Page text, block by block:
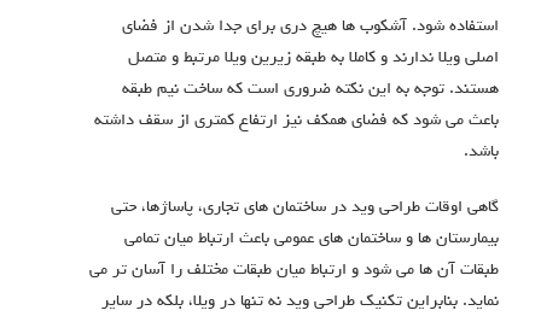
استفاده شود. آشکوب ها هیچ دری برای جدا شدن از فضای
اصلی ویلا ندارند و کاملا به طبقه زیرین ویلا مرتبط و متصل
هستند. توجه به این نکته ضروری است که ساخت نیم طبقه
باعث می شود که فضای همکف نیز ارتفاع کمتری از سقف داشته
باشد.
گاهی اوقات طراحی وید در ساختمان های تجاری، پاساژها، حتی
بیمارستان ها و ساختمان های عمومی باعث ارتباط میان تمامی
طبقات آن ها می شود و ارتباط میان طبقات مختلف را آسان تر می
نماید. بنابراین تکنیک طراحی وید نه تنها در ویلا، بلکه در سایر